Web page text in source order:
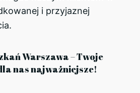
i przyjaznej
Warszawa – Twoje
nas najważniejsze!